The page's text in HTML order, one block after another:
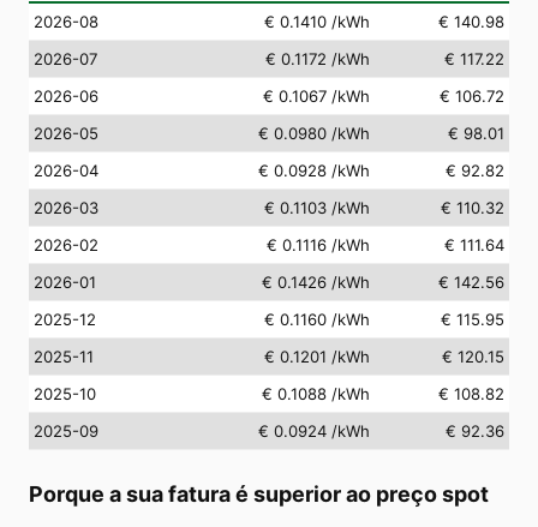
2026-08 € 0.1410 /kWh
€ 140.98
2026-07
€ 0.1172 /kWh
€ 117.22
2026-06
€ 0.1067 /kWh
€ 106.72
2026-05
€ 0.0980 /kWh
€ 98.01
2026-04
€ 0.0928 /kWh
€ 92.82
2026-03
€ 0.1103 /kWh
€ 110.32
2026-02
€ 0.1116 /kWh
€ 111.64
2026-01
€ 0.1426 /kWh
€ 142.56
2025-12
€ 0.1160 /kWh
€ 115.95
2025-11
€ 0.1201 /kWh
€ 120.15
2025-10
€ 0.1088 /kWh
€ 108.82
2025-09
€ 0.0924 /kWh € 92.36
Porque a sua fatura é superior ao preço spot